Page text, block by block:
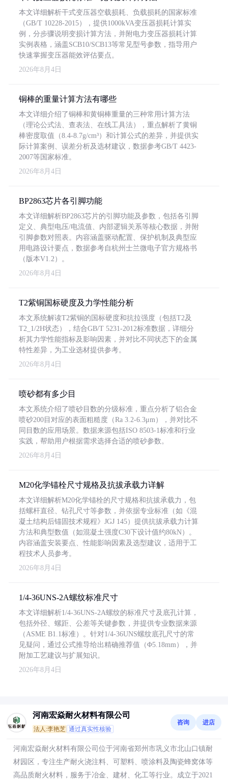
本文详细解析干式变压器空载损耗、负载损耗的国家标准
（GB/T 10228-2015），提供1000kVA变压器损耗计算实
例，分步骤说明变损计算方法，并附电力变压器损耗计算
实例表格，涵盖SCB10/SCB13等常见型号参数，指导用户
快速掌握变压器能效评估要点。
2026年8月4日
铜棒的重量计算方法有哪些
本文详细介绍了铜棒和黄铜棒重量的三种常用计算方法
（理论公式法、查表法、在线工具法），重点解析了黄铜
棒密度取值（8.4-8.7g/cm³）和计算公式的差异，并提供实
际计算案例、误差分析及选材建议，数据参考GB/T 4423-
2007等国家标准。
2026年8月4日
BP2863芯片各引脚功能
本文详细解析BP2863芯片的引脚功能及参数，包括各引脚
定义、典型电压/电流值、内部逻辑关系等核心数据，并附
引脚参数对照表。内容涵盖驱动配置、保护机制及典型应
用电路设计要点，数据参考自杭州士兰微电子官方规格书
（版本V1.2）。
2026年8月4日
T2紫铜国标硬度及力学性能分析
本文系统解读T2紫铜的国标硬度和抗拉强度（包括T2及
T2_1/2H状态），结合GB/T 5231-2012标准数据，详细分
析其力学性能指标及影响因素，并对比不同状态下的金属
特性差异，为工业选材提供参考。
2026年8月4日
喷砂都有多少目
本文系统介绍了喷砂目数的分级标准，重点分析了铝合金
喷砂200目对应的表面粗糙度（Ra 3.2-6.3μm），并对比不
同目数的应用场景。数据来源包括ISO 8503-1标准和行业
实践，帮助用户根据需求选择合适的喷砂参数。
2026年8月4日
M20化学锚栓尺寸规格及抗拔承载力详解
本文详细解析M20化学锚栓的尺寸规格和抗拔承载力，包
括螺杆直径、钻孔尺寸等参数，并依据专业标准（如《混
凝土结构后锚固技术规程》JGJ 145）提供抗拔承载力计算
方法和典型数值（如混凝土强度C30下设计值约80kN）。
内容涵盖安装要点、性能影响因素及选型建议，适用于工
程技术人员参考。
2026年8月4日
1/4-36UNS-2A螺纹标准尺寸
本文详细解析1/4-36UNS-2A螺纹的标准尺寸及底孔计算，
包括外径、螺距、公差等关键参数，并提供专业数据来源
（ASME B1.1标准）。针对1/4-36UNS螺纹底孔尺寸的常
见疑问，通过公式推导给出精确推荐值（Φ5.18mm），并
附加工艺建议与扩展知识。
2026年8月4日
河南宏焱耐火材料有限公司
法人:李艳芝 通过真实性核验
咨询 进店
河南宏焱耐火材料有限公司位于河南省郑州市巩义市北山口镇耐
材园区，专注生产耐火浇注料、可塑料、喷涂料及陶瓷蜂窝体等
高品质耐火材料，服务于冶金、建材、化工等行业。成立于2021